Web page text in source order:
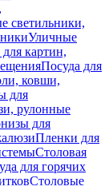
светильники,
Уличные
картин,
Посуда для
ковши,
для
рулонные
для
Пленки для
Столовая
для горячих
Столовые